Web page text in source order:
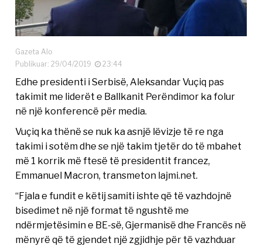
Gazeta Alo
Publikuar: 29/04/2019
23:44
Edhe presidenti i Serbisë, Aleksandar Vuçiq pas
takimit me liderët e Ballkanit Perëndimor ka folur
në një konferencë për media.
Vuçiq ka thënë se nuk ka asnjë lëvizje të re nga
takimi i sotëm dhe se një takim tjetër do të mbahet
më 1 korrik më ftesë të presidentit francez,
Emmanuel Macron, transmeton lajmi.net.
“Fjala e fundit e këtij samiti ishte që të vazhdojnë
bisedimet në një format të ngushtë me
ndërmjetësimin e BE-së, Gjermanisë dhe Francës në
mënyrë që të gjendet një zgjidhje për të vazhduar